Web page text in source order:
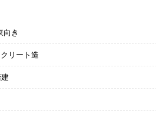
向き
リート造